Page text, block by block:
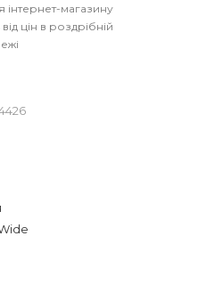
інтернет-магазину
цін в роздрібній